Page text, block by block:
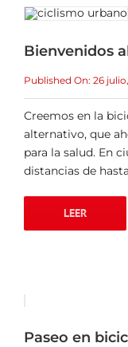
Bienvenidos
Published On: 26
Creemos en la
alternativo, que
para la salud. En
distancias de
LEER
Paseo en